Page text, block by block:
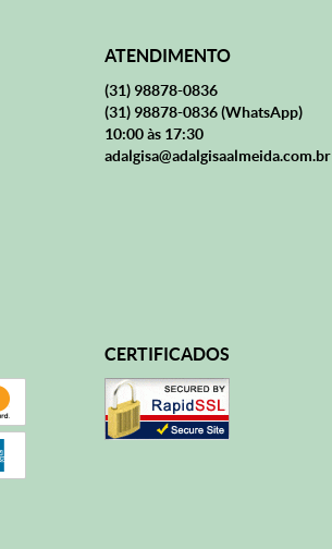
ATENDIMENTO
(31) 98878-0836
(31) 98878-0836(WhatsApp)
10:00 às 17:30
adalgisa@adalgisaalmeida.com.br
CERTIFICADOS